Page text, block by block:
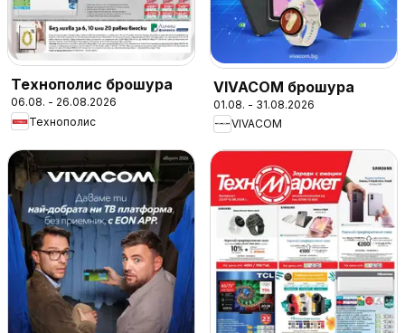
Технополис брошура
06.08. - 26.08.2026
Технополис
VIVACOM брошура
01.08. - 31.08.2026
VIVACOM